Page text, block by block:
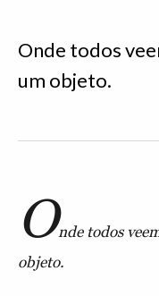
Onde todos
um objeto.
Onde todos
objeto.